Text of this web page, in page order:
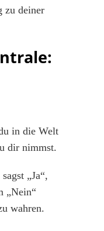
zu deiner
in die Welt
dir nimmst.
„Ja“,
„Nein“
wahren.